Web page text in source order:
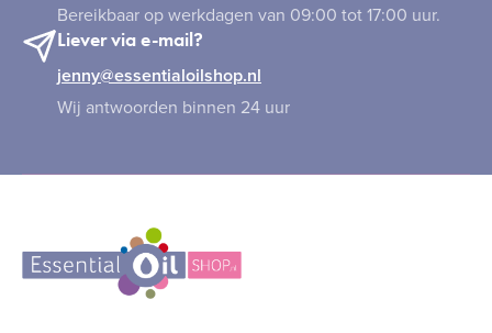
Bereikbaar op werkdagen van 09:00 tot 17:00 uur.
Liever via e-mail?
jenny@essentialoilshop.nl
Wij antwoorden binnen 24 uur